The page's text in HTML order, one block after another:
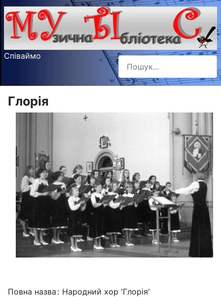
Співаймо Пошук
Type 2 or more characters
Глорія
Повна назва : Народний хор 'Глорія'